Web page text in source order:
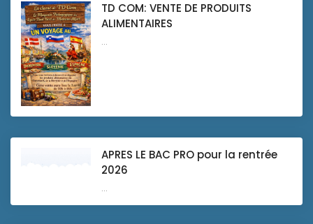
TD COM: VENTE DE PRODUITS
ALIMENTAIRES
...
APRES LE BAC PRO pour la rentrée
2026
...